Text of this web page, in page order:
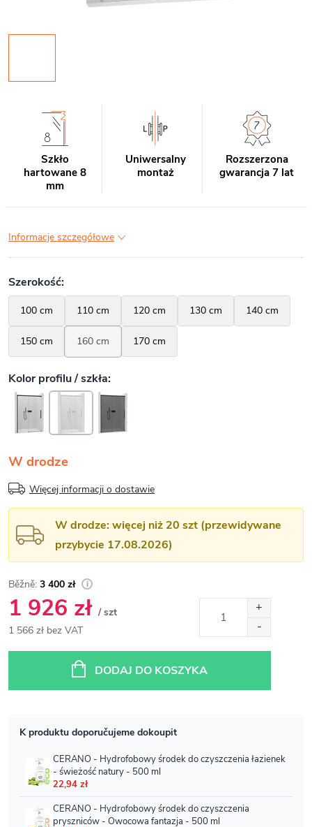
Szkło
hartowane 8
mm
Uniwersalny
montaż
Rozszerzona
gwarancja 7 lat
Informacje szczegółowe
W drodze
Więcej informacji o dostawie
W drodze: więcej niż 20 szt (przewidywane
przybycie 17.08.2026)
3 400 zł
1 926 zł / szt
1 566 zł bez VAT
DODAJ DO KOSZYKA